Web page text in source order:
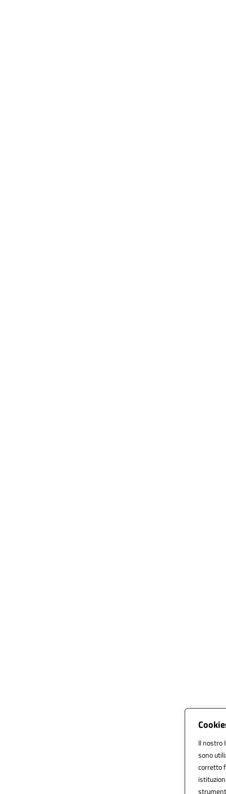
Il nostro
sono
corretto